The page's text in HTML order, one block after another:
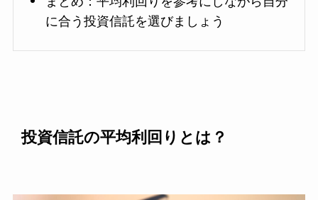
に合う投資信託を選びましょう
投資信託の平均利回りとは？